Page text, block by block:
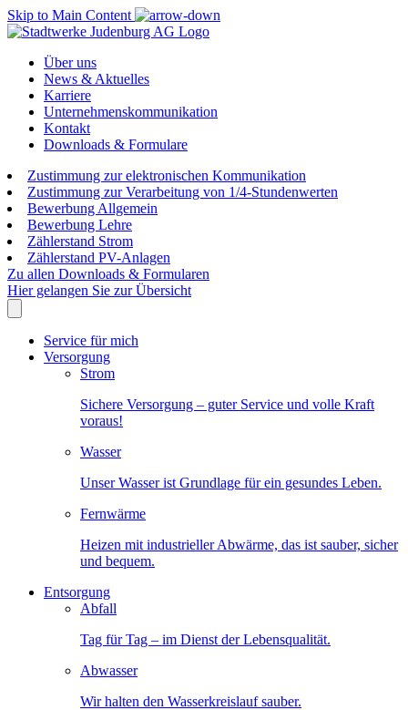
Skip to Main Content
Über uns
News & Aktuelles
Karriere
Unternehmenskommunikation
Kontakt
Downloads & Formulare
Zustimmung zur elektronischen Kommunikation
Zustimmung zur Verarbeitung von 1/4-Stundenwerten
Bewerbung Allgemein
Bewerbung Lehre
Zählerstand Strom
Zählerstand PV-Anlagen
Zu allen Downloads & Formularen
Hier gelangen Sie zur Übersicht
Service für mich
Versorgung
Strom
Sichere Versorgung – guter Service und volle Kraft
voraus!
Wasser
Unser Wasser ist Grundlage für ein gesundes Leben.
Fernwärme
Heizen mit industrieller Abwärme, das ist sauber, sicher
und bequem.
Entsorgung
Abfall
Tag für Tag – im Dienst der Lebensqualität.
Abwasser
Wir halten den Wasserkreislauf sauber.